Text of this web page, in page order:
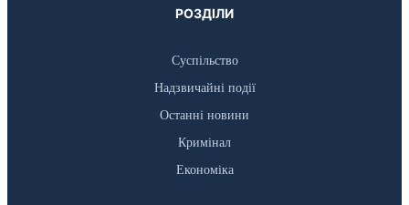
РОЗДІЛИ
Суспільство
Надзвичайні події
Останні новини
Кримінал
Економіка